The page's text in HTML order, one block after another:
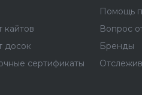
кайтов
досок
сертификаты
Помощь
Вопрос
Бренды